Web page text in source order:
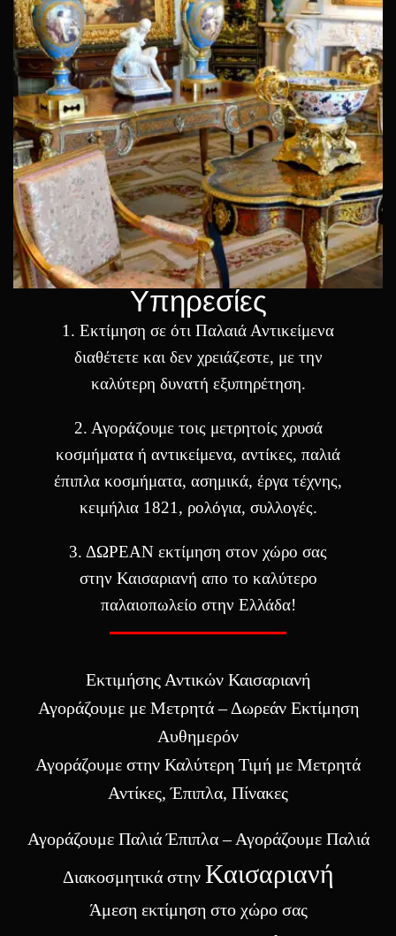
Υπηρεσίες
1. Eκτίμηση σε ότι Παλαιά Αντικείμενα
διαθέτετε και δεν χρειάζεστε, με την
καλύτερη δυνατή εξυπηρέτηση.
2. Αγοράζουμε τοις μετρητοίς χρυσά
κοσμήματα ή αντικείμενα, αντίκες, παλιά
έπιπλα κοσμήματα, ασημικά, έργα τέχνης,
κειμήλια 1821, ρολόγια, συλλογές.
3. ΔΩΡΕΑΝ εκτίμηση στον χώρο σας
στην Καισαριανή απο το καλύτερο
παλαιοπωλείο στην Ελλάδα!
Εκτιμήσης Αντικών Καισαριανή
Αγοράζουμε με Μετρητά – Δωρεάν Εκτίμηση
Αυθημερόν
Αγοράζουμε στην Καλύτερη Τιμή με Μετρητά
Αντίκες, Έπιπλα, Πίνακες
Αγοράζουμε Παλιά Έπιπλα – Αγοράζουμε Παλιά
Διακοσμητικά στην Καισαριανή
Άμεση εκτίμηση στο χώρο σας